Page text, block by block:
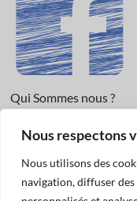
Nous respectons
Nous utilisons des
navigation, diffuser
Qui Sommes nous ?
Informations légales et
Nous Contacter